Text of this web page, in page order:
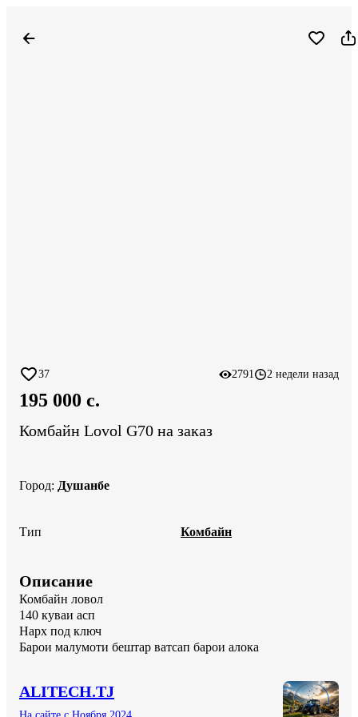
37 2791 2 недели назад
195 000 c.
Комбайн Lovol G70 на заказ
Город: Душанбе
Тип Комбайн
Описание
Комбайн ловол
140 куваи асп
Нарх под ключ
Барои малумоти бештар ватсап барои алока
ALITECH.TJ